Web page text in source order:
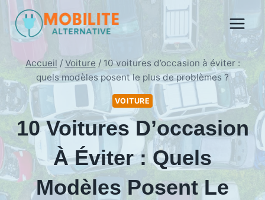
au
contenu
Accueil / Voiture / 10 voitures d’occasion à éviter :
quels modèles posent le plus de problèmes ?
VOITURE
10 Voitures D’occasion
À Éviter : Quels
Modèles Posent Le